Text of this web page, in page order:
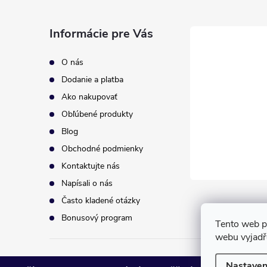
Tento web
webu
Informácie pre Vás
O nás
Dodanie a platba
Ako nakupovať
Obľúbené produkty
Blog
Obchodné podmienky
Kontaktujte nás
Napísali o nás
Často kladené otázky
Bonusový program
. Všetky práva vyhradené.